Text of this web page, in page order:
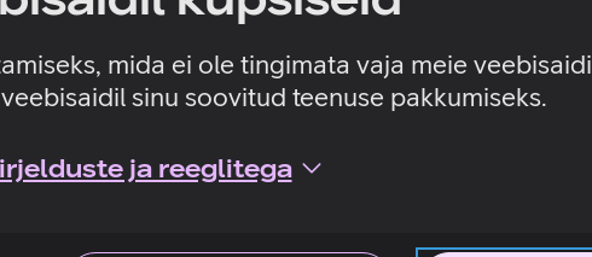
mida ei ole tingimata vaja meie veebisaidi
sinu soovitud teenuse pakkumiseks.
ja reeglitega